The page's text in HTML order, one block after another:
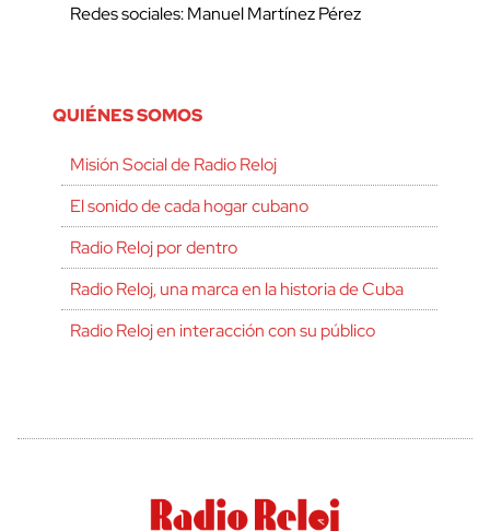
Redes sociales: Manuel Martínez Pérez
QUIÉNES SOMOS
Misión Social de Radio Reloj
El sonido de cada hogar cubano
Radio Reloj por dentro
Radio Reloj, una marca en la historia de Cuba
Radio Reloj en interacción con su público